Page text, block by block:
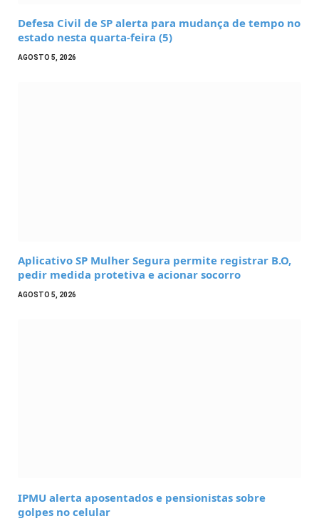
Defesa Civil de SP alerta para mudança de tempo no
estado nesta quarta-feira (5)
AGOSTO 5, 2026
Aplicativo SP Mulher Segura permite registrar B.O,
pedir medida protetiva e acionar socorro
AGOSTO 5, 2026
IPMU alerta aposentados e pensionistas sobre
golpes no celular